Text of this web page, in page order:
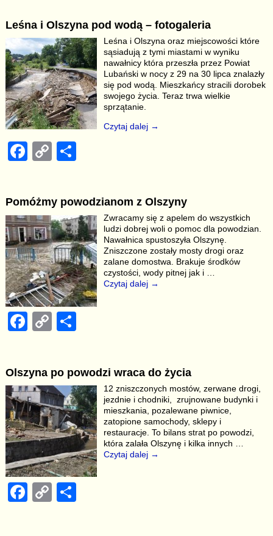
e
b
o
o
k
y
Li
n
k
e
Leśna i Olszyna pod wodą – fotogaleria
Leśna i Olszyna oraz miejscowości które
sąsiadują z tymi miastami w wyniku
nawałnicy która przeszła przez Powiat
Lubański w nocy z 29 na 30 lipca znalazły
się pod wodą. Mieszkańcy stracili dorobek
swojego życia. Teraz trwa wielkie
sprzątanie.
Czytaj dalej →
F
e
b
o
o
k
C
y
Li
n
k
e
Pomóżmy powodzianom z Olszyny
Zwracamy się z apelem do wszystkich
ludzi dobrej woli o pomoc dla powodzian.
Nawałnica spustoszyła Olszynę.
Zniszczone zostały mosty drogi oraz
zalane domostwa. Brakuje środków
czystości, wody pitnej jak i
Czytaj dalej →
F
e
b
o
o
k
C
y
Li
n
k
e
Olszyna po powodzi wraca do życia
12 zniszczonych mostów, zerwane drogi,
jezdnie i chodniki, zrujnowane budynki i
mieszkania, pozalewane piwnice,
zatopione samochody, sklepy i
restauracje. To bilans strat po powodzi,
która zalała Olszynę i kilka innych
Czytaj dalej →
F
C